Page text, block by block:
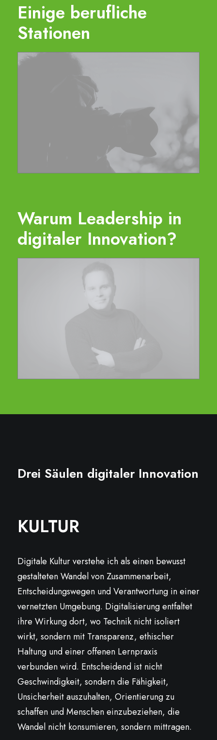
Einige berufliche
Stationen
Warum Leadership in
digitaler Innovation?
Drei Säulen digitaler Innovation
KULTUR
Digitale Kultur verstehe ich als einen bewusst
gestalteten Wandel von Zusammenarbeit,
Entscheidungswegen und Verantwortung in einer
vernetzten Umgebung. Digitalisierung entfaltet
ihre Wirkung dort, wo Technik nicht isoliert
wirkt, sondern mit Transparenz, ethischer
Haltung und einer offenen Lernpraxis
verbunden wird. Entscheidend ist nicht
Geschwindigkeit, sondern die Fähigkeit,
Unsicherheit auszuhalten, Orientierung zu
schaffen und Menschen einzubeziehen, die
Wandel nicht konsumieren, sondern mittragen.